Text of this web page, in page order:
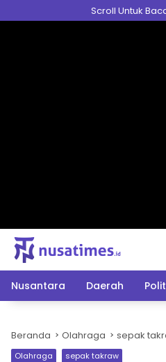
ke
Scroll Untuk
Nusantara Daerah
Beranda Olahraga sepak
Olahraga sepak takraw